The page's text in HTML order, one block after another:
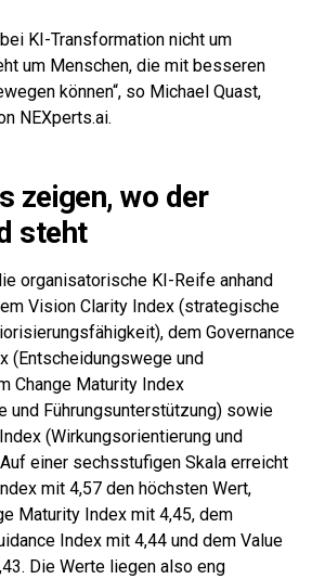
KI-Transformation nicht um
um Menschen, die mit besseren
können“, so Michael Quast,
NEXperts.ai.
zeigen, wo der
steht
organisatorische KI-Reife anhand
Vision Clarity Index (strategische
dem Governance
(Entscheidungswege und
Change Maturity Index
und Führungsunterstützung) sowie
(Wirkungsorientierung und
einer sechsstufigen Skala erreicht
mit 4,57 den höchsten Wert,
Maturity Index mit 4,45, dem
Index mit 4,44 und dem Value
Die Werte liegen also eng